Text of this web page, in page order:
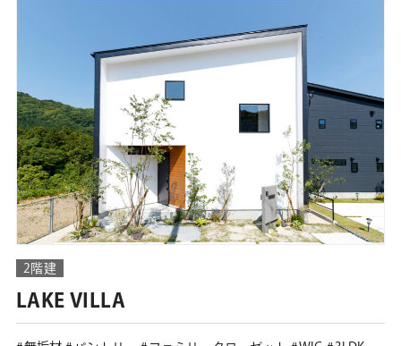
2階建
LAKE VILLA